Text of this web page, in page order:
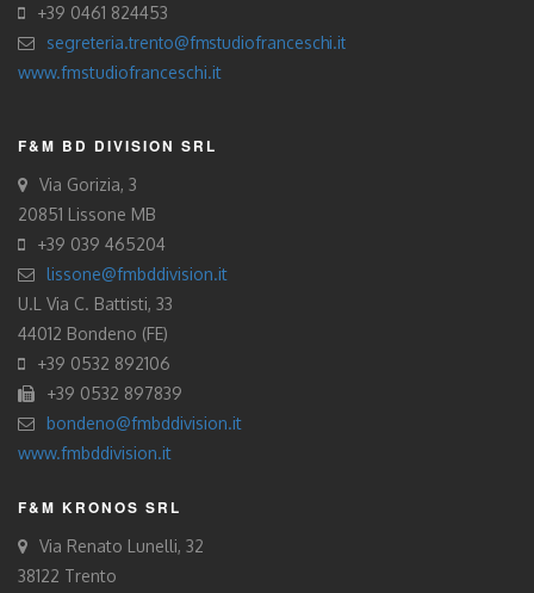
+39 0461 824453
segreteria.trento@fmstudiofranceschi.it
www.fmstudiofranceschi.it
F&M BD DIVISION SRL
Via Gorizia, 3
20851 Lissone MB
+39 039 465204
lissone@fmbddivision.it
U.L Via C. Battisti, 33
44012 Bondeno (FE)
+39 0532 892106
+39 0532 897839
bondeno@fmbddivision.it
www.fmbddivision.it
F&M KRONOS SRL
Via Renato Lunelli, 32
38122 Trento